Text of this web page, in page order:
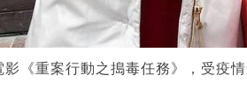
《重案行動之搗毒任務》，受疫